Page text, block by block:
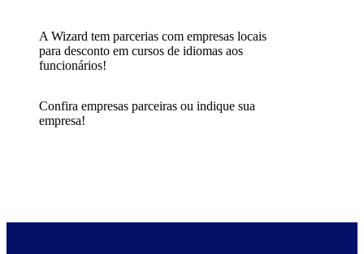
A Wizard tem parcerias com empresas locais
para desconto em cursos de idiomas aos
funcionários!
Confira empresas parceiras ou indique sua
empresa!